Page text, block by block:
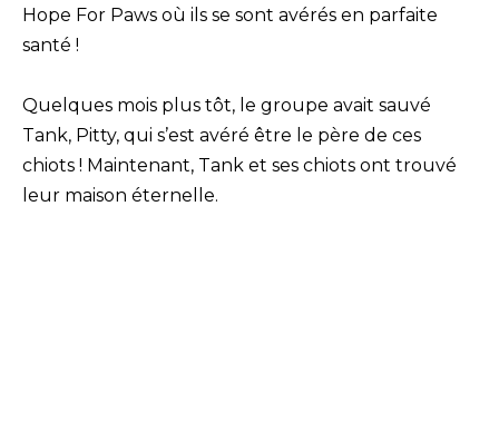
Hope For Paws où ils se sont avérés en parfaite
santé !
Quelques mois plus tôt, le groupe avait sauvé
Tank, Pitty, qui s’est avéré être le père de ces
chiots ! Maintenant, Tank et ses chiots ont trouvé
leur maison éternelle.